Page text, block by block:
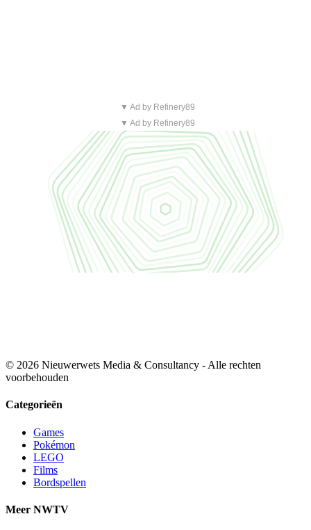
▼ Ad by Refinery89
▼ Ad by Refinery89
© 2026 Nieuwerwets Media & Consultancy - Alle rechten
voorbehouden
Categorieën
Games
Pokémon
LEGO
Films
Bordspellen
Meer NWTV